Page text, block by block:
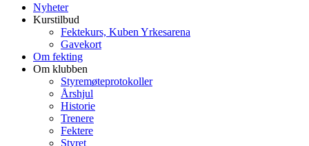
Nyheter
Kurstilbud
Fektekurs, Kuben Yrkesarena
Gavekort
Om fekting
Om klubben
Styremøteprotokoller
Årshjul
Historie
Trenere
Fektere
Styret